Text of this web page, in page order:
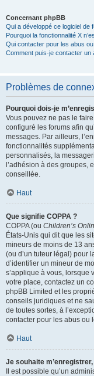
Concernant phpBB
Qui a développé ce logiciel de
Pourquoi la fonctionnalité X
Qui contacter pour les abus
Comment puis-je contacter un
Problèmes de
Pourquoi dois-je
Vous pouvez ne pas le
configuré les forums afin
messages. Par ailleurs,
fonctionnalités
personnalisés, la
l’adhésion à des groupes,
conseillée.
Haut
Que signifie COPPA ?
COPPA (ou Children’s
États-Unis qui dit que les
mineurs de moins de 13
(ou d’un tuteur légal) pour
d’identifier un mineur de
s’applique à vous, lorsque
votre place, contactez un
phpBB Limited et les
conseils juridiques et ne
de toutes sortes, à
contacter pour les abus ou
Haut
Je souhaite
Il est possible qu’un